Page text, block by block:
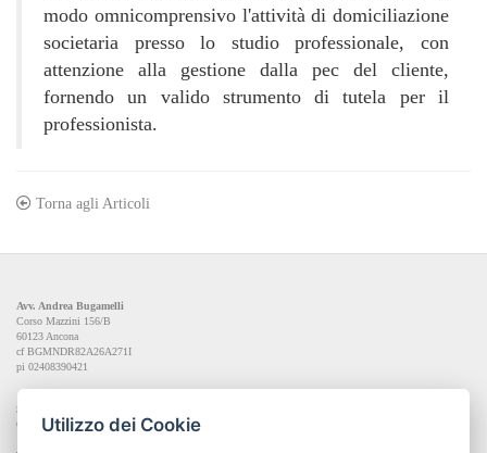
modo omnicomprensivo l'attività di domiciliazione
societaria presso lo studio professionale, con
attenzione alla gestione dalla pec del cliente,
fornendo un valido strumento di tutela per il
professionista.
Torna agli Articoli
Avv. Andrea Bugamelli
Corso Mazzini 156/B
60123 Ancona
cf BGMNDR82A26A271I
pi 02408390421
Sede operativa
Corso Mazzini 156/B, 60123 Ancona
Utilizzo dei Cookie